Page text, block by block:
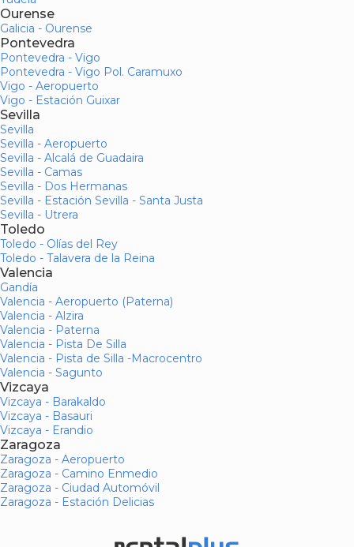
Ourense
Galicia - Ourense
Pontevedra
Pontevedra - Vigo
Pontevedra - Vigo Pol. Caramuxo
Vigo - Aeropuerto
Vigo - Estación Guixar
Sevilla
Sevilla
Sevilla - Aeropuerto
Sevilla - Alcalá de Guadaira
Sevilla - Camas
Sevilla - Dos Hermanas
Sevilla - Estación Sevilla - Santa Justa
Sevilla - Utrera
Toledo
Toledo - Olías del Rey
Toledo - Talavera de la Reina
Valencia
Gandía
Valencia - Aeropuerto (Paterna)
Valencia - Alzira
Valencia - Paterna
Valencia - Pista De Silla
Valencia - Pista de Silla -Macrocentro
Valencia - Sagunto
Vizcaya
Vizcaya - Barakaldo
Vizcaya - Basauri
Vizcaya - Erandio
Zaragoza
Zaragoza - Aeropuerto
Zaragoza - Camino Enmedio
Zaragoza - Ciudad Automóvil
Zaragoza - Estación Delicias